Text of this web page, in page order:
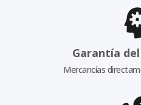
Garantía
Mercancías